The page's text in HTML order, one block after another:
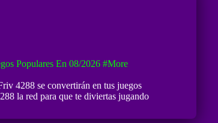
Populares En 08/2026 #more
4288 se convertirán en tus juegos
la red para que te diviertas jugando